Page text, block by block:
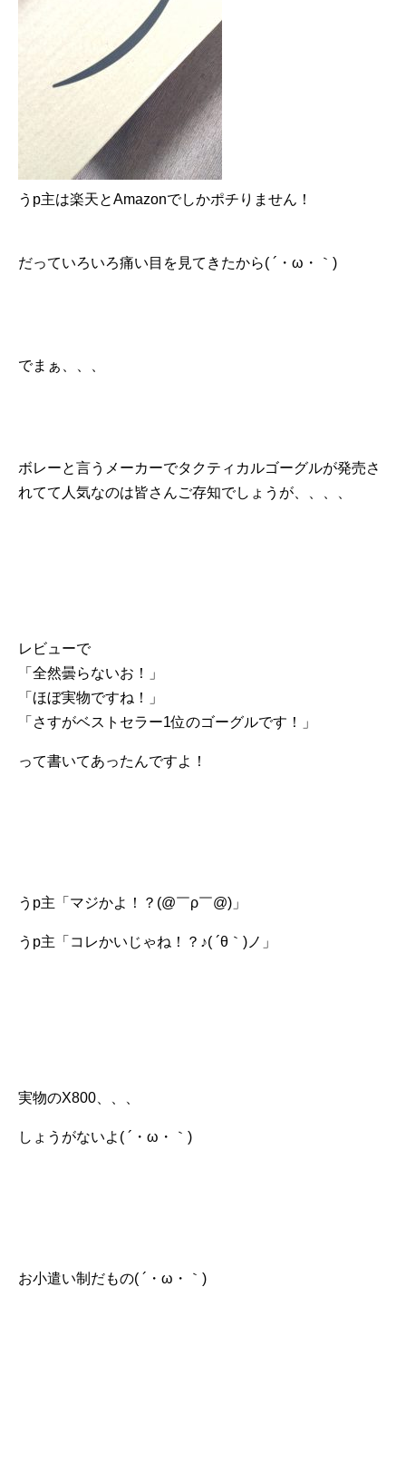
うp主は楽天とAmazonでしかポチりません！
だっていろいろ痛い目を見てきたから( ´・ω・｀)
でまぁ、、、
ボレーと言うメーカーでタクティカルゴーグルが発売さ
れてて人気なのは皆さんご存知でしょうが、、、、
レビューで
「全然曇らないお！」
「ほぼ実物ですね！」
「さすがベストセラー1位のゴーグルです！」
って書いてあったんですよ！
うp主「マジかよ！？(@￣ρ￣@)」
うp主「コレかいじゃね！？♪( ´θ｀)ノ」
実物のX800、、、
しょうがないよ( ´・ω・｀)
お小遣い制だもの( ´・ω・｀)